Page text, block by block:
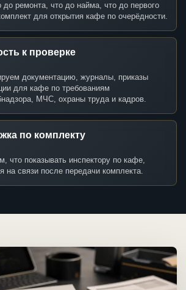
до ремонта, что до найма, что до первого
для открытия кафе по очерёдности.
к проверке
документацию, журналы, приказы
для кафе по требованиям
МЧС, охраны труда и кадров.
по комплекту
что показывать инспектору по кафе,
на связи после передачи комплекта.